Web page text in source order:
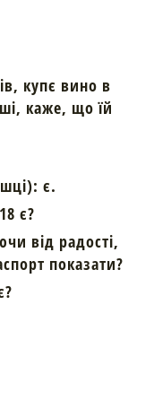
купє вино в
каже, що їй
є.
є?
від радості,
показати?